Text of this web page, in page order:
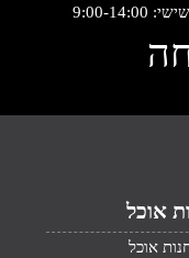
אוכל
אוכל